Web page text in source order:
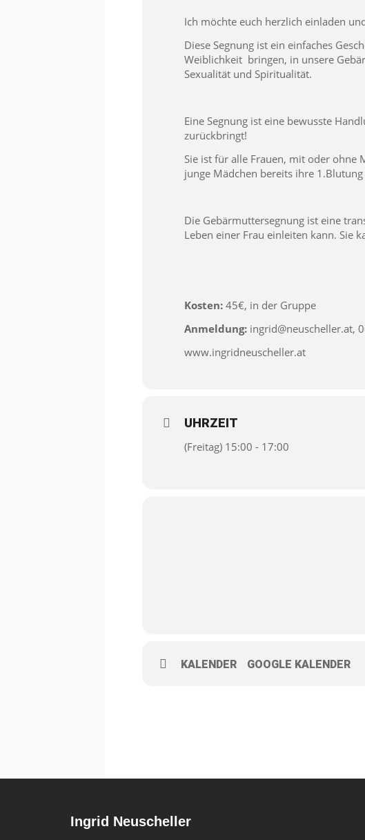
Ich möchte euch herzlich einladen
Diese Segnung ist ein einfaches
Weiblichkeit bringen, in unsere
Sexualität und Spiritualität.
Eine Segnung ist eine bewusste
zurückbringt!
Sie ist für alle Frauen, mit oder ohne
junge Mädchen bereits ihre
Die Gebärmuttersegnung ist eine
Leben einer Frau einleiten kann. Sie
Kosten: 45€, in der Gruppe
Anmeldung: ingrid@neuscheller.at,
www.ingridneuscheller.at
UHRZEIT
(Freitag) 15:00 - 17:00
KALENDER GOOGLE KALENDER
Ingrid Neuscheller